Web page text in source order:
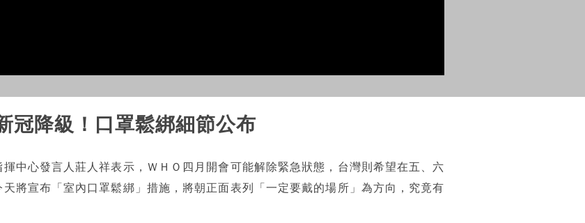
冠降級！口罩鬆綁細節公布
中心發言人莊人祥表示，ＷＨＯ四月開會可能解除緊急狀態，台灣則希望在五、六
將宣布「室內口罩鬆綁」措施，將朝正面表列「一定要戴的場所」為方向，究竟有